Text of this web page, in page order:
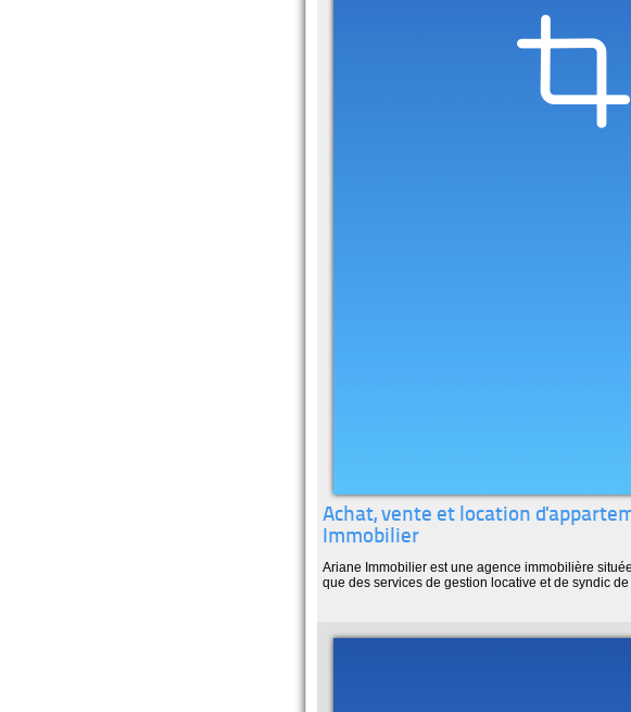
Achat, vente et location
Immobilier
Ariane Immobilier est une agence immobilière
que des services de gestion locative et de syndic